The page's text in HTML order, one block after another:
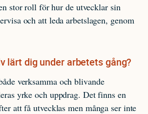
stor roll för hur de utvecklar sin
och att leda arbetslagen, genom
lärt dig under arbetets gång?
verksamma och blivande
yrke och uppdrag. Det finns en
att få utvecklas men många ser inte